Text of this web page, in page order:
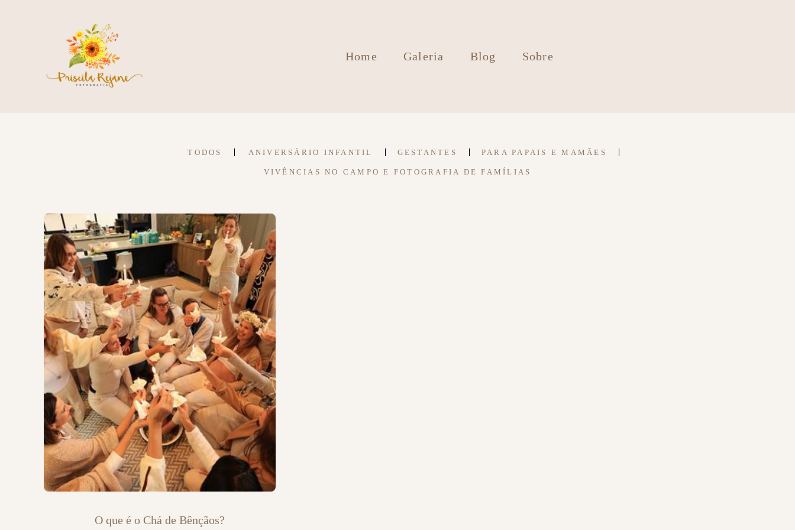
Home Galeria Blog Sobre
TODOS ANIVERSÁRIO INFANTIL GESTANTES PARA PAPAIS E MAMÃES
VIVÊNCIAS NO CAMPO E FOTOGRAFIA DE FAMÍLIAS
O que é o Chá de Bênçãos?